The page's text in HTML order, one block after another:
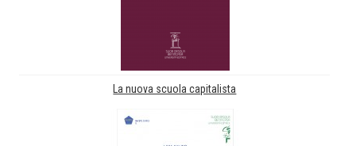
La nuova scuola capitalista